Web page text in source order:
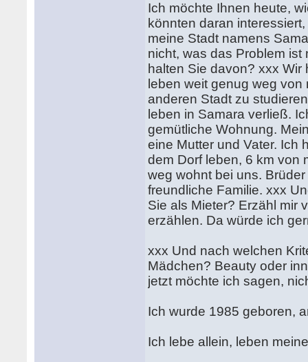
Ich möchte Ihnen heute,
könnten daran
meine Stadt namens
nicht, was das Problem
halten Sie davon? xxx
leben weit genug weg
anderen Stadt zu
leben in Samara verließ.
gemütliche Wohnung.
eine Mutter und Vater. Ich
dem Dorf leben, 6 km von
weg wohnt bei uns.
freundliche Familie. xxx
Sie als Mieter? Erzähl mir
erzählen. Da würde ich
xxx Und nach welchen
Mädchen? Beauty oder
jetzt möchte ich sagen,
Ich wurde 1985 geboren,
Ich lebe allein, leben